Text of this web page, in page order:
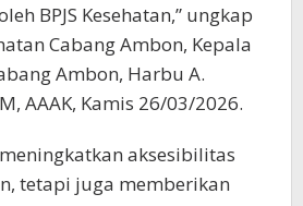
BPJS Kesehatan,” ungkap
Cabang Ambon, Kepala
Ambon, Harbu A.
AAAK, Kamis 26/03/2026.
aksesibilitas
tetapi juga memberikan